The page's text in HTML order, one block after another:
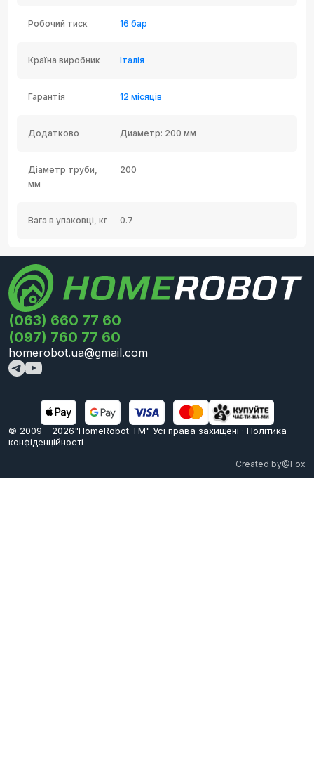
Робочий тиск 16 бар
Країна виробник Італія
Гарантія 12 місяців
Додатково Диаметр: 200 мм
Діаметр труби,
мм
200
Вага в упаковці, кг 0.7
(063) 660 77 60
(097) 760 77 60
homerobot.ua@gmail.com
© 2009 - 2026"HomeRobot ТМ" Усi права захищені · Політика
конфіденційності
Created by@Fox